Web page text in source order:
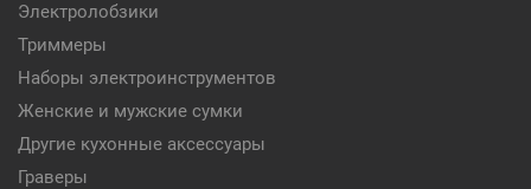
Электролобзики
Триммеры
Наборы электроинструментов
Женские и мужские сумки
Другие кухонные аксессуары
Граверы